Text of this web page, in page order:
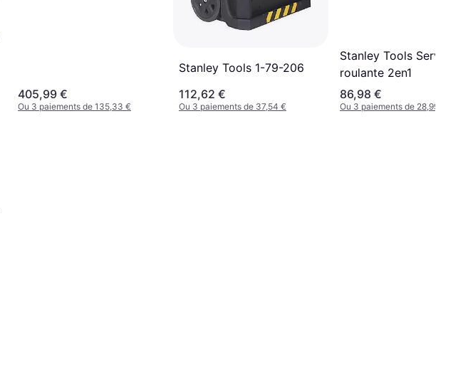
405,99 €
Ou 3 paiements de 135,33 €
Stanley Tools 1-79-206
112,62 €
Ou 3 paiements de 37,54 €
Stanley Tools
roulante 2en1
86,98 €
Ou 3 paiements de 28,99 €